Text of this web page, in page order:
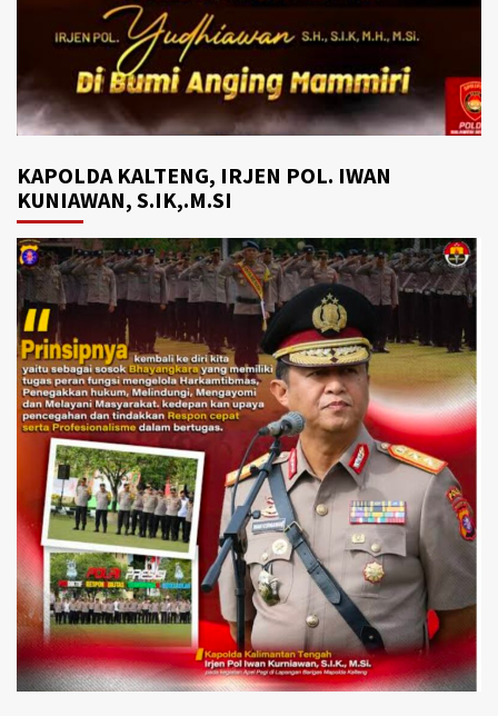
KAPOLDA KALTENG, IRJEN POL. IWAN
KUNIAWAN, S.IK,.M.SI